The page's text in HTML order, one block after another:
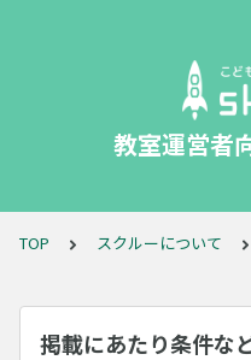
教室運営者
TOP スクルーについて
掲載にあたり条件な